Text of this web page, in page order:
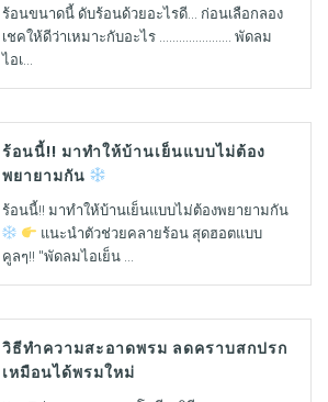
ร้อนขนาดนี้ ดับร้อนด้วยอะไรดี... ก่อนเลือกลอง
เชคให้ดีว่าเหมาะกับอะไร ...................... พัดลม
ไอเ...
ร้อนนี้!! มาทำให้บ้านเย็นแบบไม่ต้อง
พยายามกัน
ร้อนนี้!! มาทำให้บ้านเย็นแบบไม่ต้องพยายามกัน
แนะนำตัวช่วยคลายร้อน สุดฮอตแบบ
คูลๆ!! "พัดลมไอเย็น ...
วิธีทำความสะอาดพรม ลดคราบสกปรก
เหมือนได้พรมใหม่